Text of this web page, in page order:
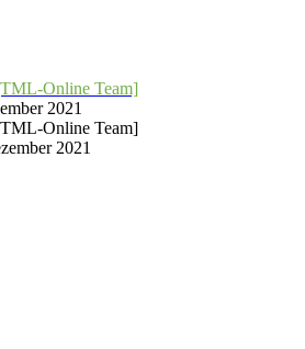
Online Team]
2021
Online Team]
2021